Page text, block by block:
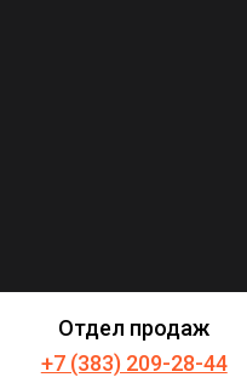
Отдел продаж
+7 (383) 209-28-44